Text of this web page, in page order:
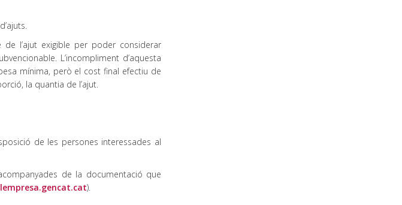
l’ajut exigible per poder considerar
L’incompliment d’aquesta
mínima, però el cost final efectiu de
la quantia de l’ajut.
de les persones interessades al
de la documentació que
).